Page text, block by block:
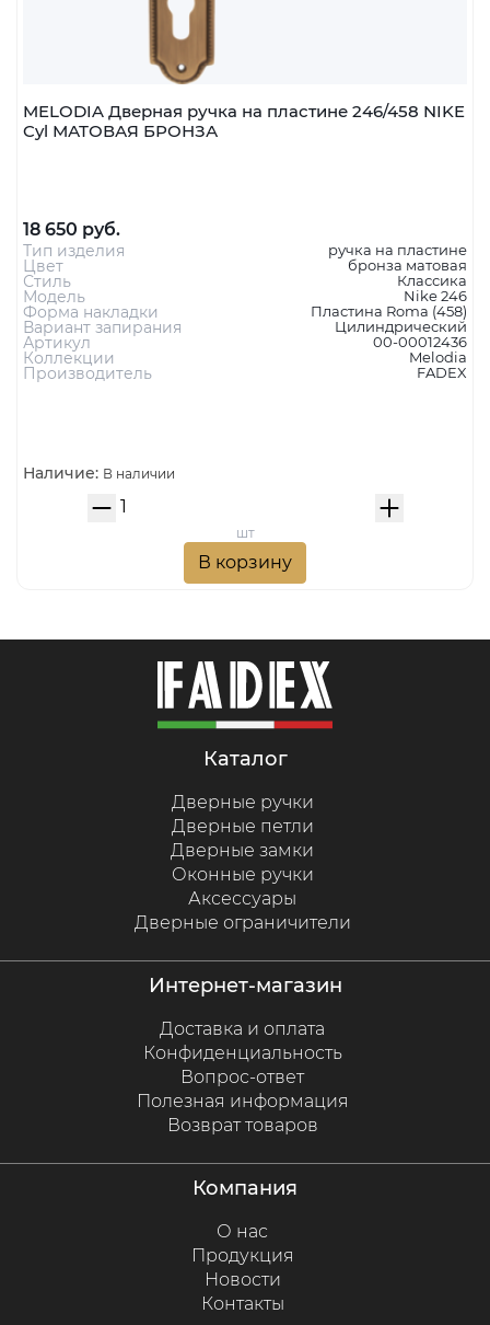
MELODIA Дверная ручка на пластине 246/458 NIKE
Cyl МАТОВАЯ БРОНЗА
18 650 руб.
Тип изделия ручка на пластине
Цвет бронза матовая
Стиль Классика
Модель Nike 246
Форма накладки Пластина Roma (458)
Вариант запирания Цилиндрический
Артикул 00-00012436
Коллекции Melodia
Производитель FADEX
Наличие: В наличии
шт
В корзину
каталог
Дверные ручки
Дверные петли
Дверные замки
Оконные ручки
Аксессуары
Дверные ограничители
интернет-магазин
Доставка и оплата
Конфиденциальность
Вопрос-ответ
Полезная информация
Возврат товаров
компания
О нас
Продукция
Новости
Контакты